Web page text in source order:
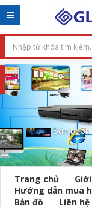
Toggle
navigation
Trang chủ
Hướng dẫn mua
Bản đồ
Liên hệ